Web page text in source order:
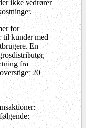
ikke vedrører
for
til kunder med
En
fra
20